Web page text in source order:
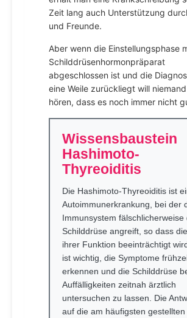
Zeit lang auch Unterstützung
und Freunde.
Aber wenn die Einstellungsphase
Schilddrüsenhormonpräparat
abgeschlossen ist und die
eine Weile zurückliegt will
hören, dass es noch immer nicht
Wissensbaustein
Hashimoto-
Thyreoiditis
Die Hashimoto-Thyreoiditis ist
Autoimmunerkrankung, bei der
Immunsystem fälschlicherweise
Schilddrüse angreift, so dass
ihrer Funktion beeinträchtigt
ist wichtig, die Symptome
erkennen und die Schilddrüse
Auffälligkeiten zeitnah ärztlich
untersuchen zu lassen. Die
auf die am häufigsten gestellten